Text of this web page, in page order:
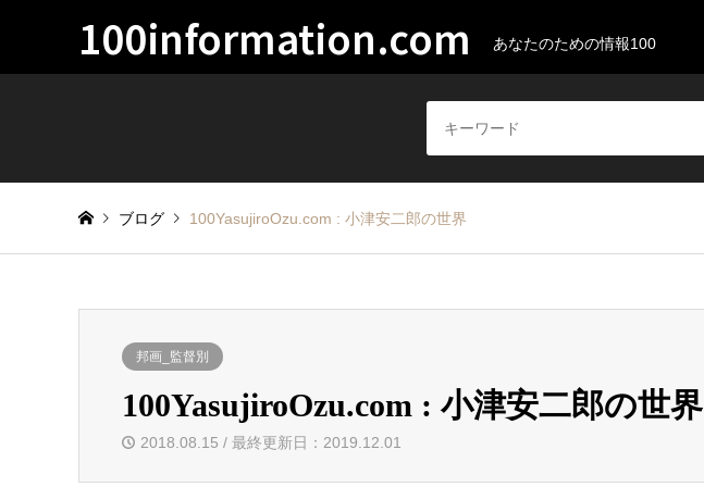
100information.com あなたのための情報100
ブログ 100YasujiroOzu.com : 小津安二郎の世界
邦画_監督別
100YasujiroOzu.com : 小津安二郎の世界
2018.08.15 / 最終更新日：2019.12.01